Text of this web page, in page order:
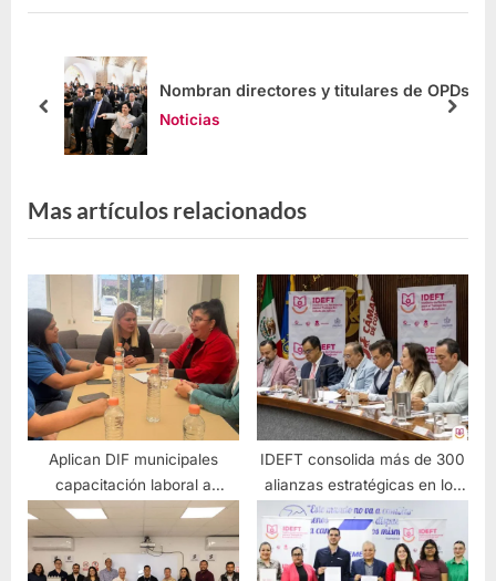
Nombran directores y titulares de OPDs
Noticias
Mas artículos relacionados
Aplican DIF municipales
capacitación laboral a
habitantes de varias colonias
IDEFT consolida más de 300
alianzas estratégicas en los
125 municipios de Jalisco